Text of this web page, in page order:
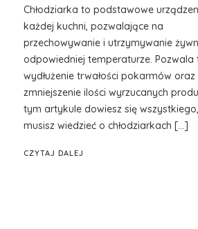
Chłodziarka to podstawowe
każdej kuchni, pozwalające na
przechowywanie i utrzymywanie
odpowiedniej temperaturze. Pozwala
wydłużenie trwałości pokarmów oraz
zmniejszenie ilości wyrzucanych
tym artykule dowiesz się
musisz wiedzieć o chłodziarkach […]
CZYTAJ DALEJ